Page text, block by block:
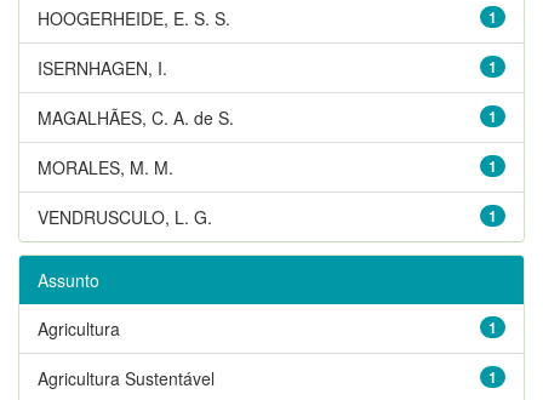
1
HOOGERHEIDE, E. S. S.
1
ISERNHAGEN, I.
1
MAGALHÃES, C. A. de S.
1
MORALES, M. M.
1
VENDRUSCULO, L. G.
Assunto
1
Agricultura
1
Agricultura Sustentável